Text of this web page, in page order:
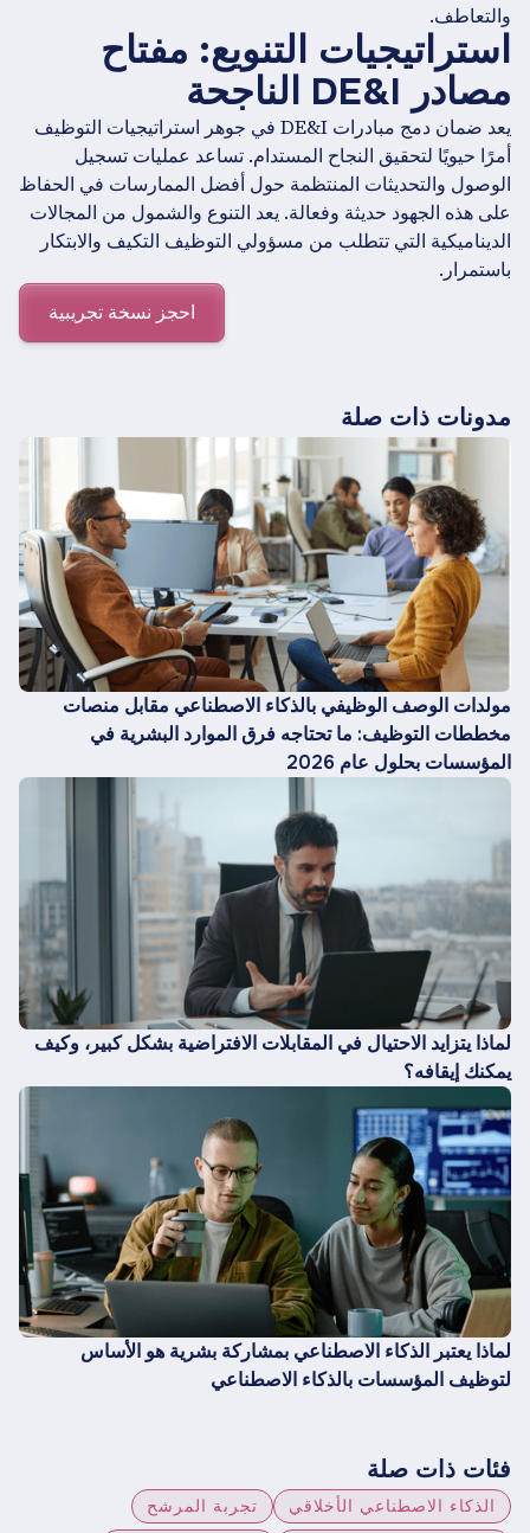
والتعاطف.
استراتيجيات التنويع: مفتاح
مصادر DE&I الناجحة
يعد ضمان دمج مبادرات DE&I في جوهر استراتيجيات التوظيف
أمرًا حيويًا لتحقيق النجاح المستدام. تساعد عمليات تسجيل
الوصول والتحديثات المنتظمة حول أفضل الممارسات في الحفاظ
على هذه الجهود حديثة وفعالة. يعد التنوع والشمول من المجالات
الديناميكية التي تتطلب من مسؤولي التوظيف التكيف والابتكار
باستمرار.
احجز نسخة تجريبية
مدونات ذات صلة
مولدات الوصف الوظيفي بالذكاء الاصطناعي مقابل منصات
مخططات التوظيف: ما تحتاجه فرق الموارد البشرية في
المؤسسات بحلول عام 2026
لماذا يتزايد الاحتيال في المقابلات الافتراضية بشكل كبير، وكيف
يمكنك إيقافه؟
لماذا يعتبر الذكاء الاصطناعي بمشاركة بشرية هو الأساس
لتوظيف المؤسسات بالذكاء الاصطناعي
فئات ذات صلة
الذكاء الاصطناعي الأخلاقي
تجربة المرشح